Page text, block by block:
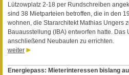
Lützowplatz 2-18 per Rundschreiben
sind 38 Mietparteien betroffen, die in den
wohnen, die Stararchitekt Mathias Ungers
Bauausstellung (IBA) entworfen hatte. Das
anschließend Neubauten zu errichten.
weiter
Energiepass: Mieterinteressen bislang